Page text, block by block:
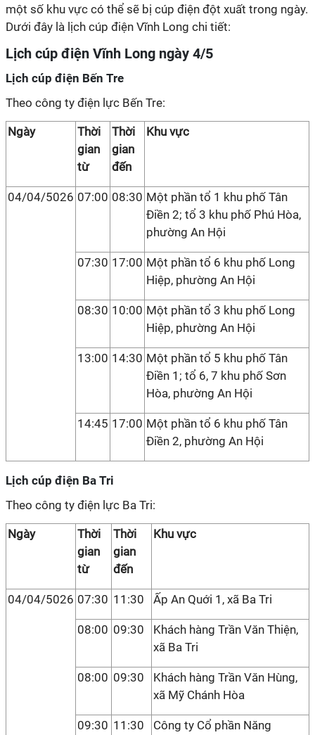
một số khu vực có thể sẽ bị cúp điện đột xuất trong ngày.
Dưới đây là lịch cúp điện Vĩnh Long chi tiết:
Lịch cúp điện Vĩnh Long ngày 4/5
Lịch cúp điện Bến Tre
Theo công ty điện lực Bến Tre:
Ngày
Thời
gian
từ
Thời
gian
đến
Khu vực
04/04/5026 07:00 08:30 Một phần tổ 1 khu phố Tân
Điền 2; tổ 3 khu phố Phú Hòa,
phường An Hội
07:30 17:00 Một phần tổ 6 khu phố Long
Hiệp, phường An Hội
08:30 10:00 Một phần tổ 3 khu phố Long
Hiệp, phường An Hội
13:00 14:30 Một phần tổ 5 khu phố Tân
Điền 1; tổ 6, 7 khu phố Sơn
Hòa, phường An Hội
14:45 17:00 Một phần tổ 6 khu phố Tân
Điền 2, phường An Hội
Lịch cúp điện Ba Tri
Theo công ty điện lực Ba Tri:
Ngày
Thời
gian
từ
Thời
gian
đến
Khu vực
04/04/5026 07:30 11:30 Ấp An Quới 1, xã Ba Tri
08:00 09:30
Khách hàng Trần Văn Thiện,
xã Ba Tri
08:00 09:30
Khách hàng Trần Văn Hùng,
xã Mỹ Chánh Hòa
09:30 11:30
Công ty Cổ phần Năng